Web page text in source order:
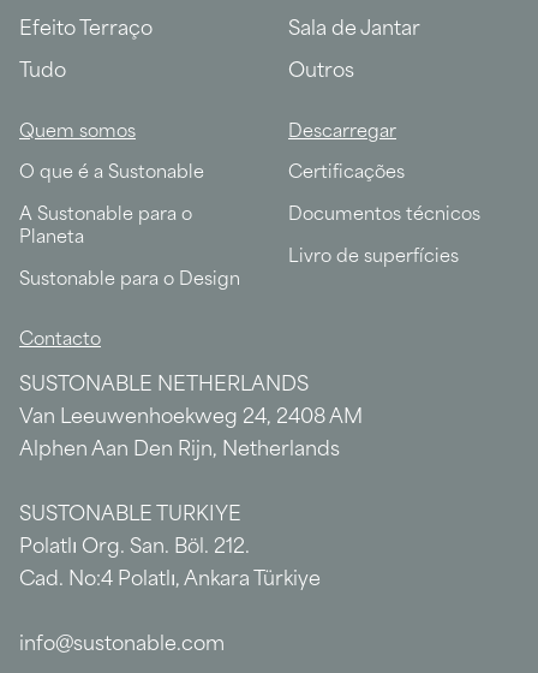
Efeito Terraço
Tudo
Sala de Jantar
Outros
Quem somos
O que é a Sustonable
A Sustonable para o
Planeta
Sustonable para o Design
Descarregar
Certificações
Documentos técnicos
Livro de superfícies
Contacto
SUSTONABLE NETHERLANDS
Van Leeuwenhoekweg 24, 2408 AM
Alphen Aan Den Rijn, Netherlands
SUSTONABLE TURKIYE
Polatlı Org. San. Böl. 212.
Cad. No:4 Polatlı, Ankara Türkiye
info@sustonable.com